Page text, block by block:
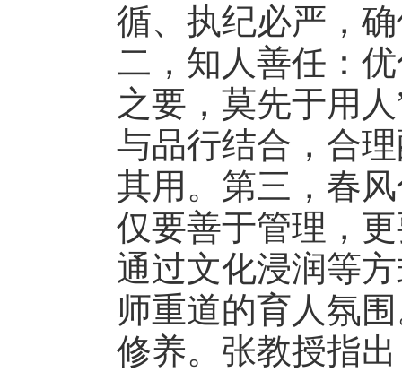
循、执纪必严，
二，知人善任：
之要，莫先于用人
与品行结合，合
其用。第三，春
仅要善于管理，
通过文化浸润等
师重道的育人氛
修养。 张教授指